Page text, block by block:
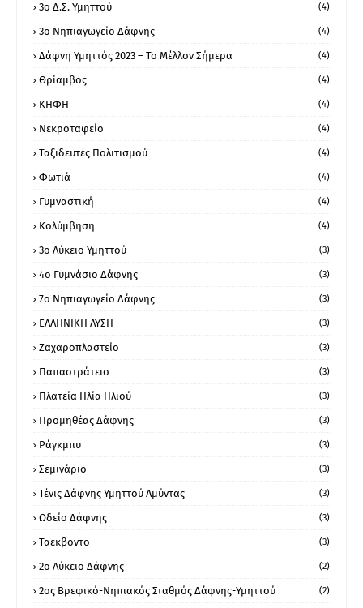
3ο Δ.Σ. Υμηττού (4)
3ο Νηπιαγωγείο Δάφνης (4)
Δάφνη Υμηττός 2023 – Το Μέλλον Σήμερα (4)
Θρίαμβος (4)
ΚΗΦΗ (4)
Νεκροταφείο (4)
Ταξιδευτές Πολιτισμού (4)
Φωτιά (4)
Γυμναστική (4)
Κολύμβηση (4)
3ο Λύκειο Υμηττού (3)
4ο Γυμνάσιο Δάφνης (3)
7ο Νηπιαγωγείο Δάφνης (3)
ΕΛΛΗΝΙΚΗ ΛΥΣΗ (3)
Ζαχαροπλαστείο (3)
Παπαστράτειο (3)
Πλατεία Ηλία Ηλιού (3)
Προμηθέας Δάφνης (3)
Ράγκμπυ (3)
Σεμινάριο (3)
Τένις Δάφνης Υμηττού Αμύντας (3)
Ωδείο Δάφνης (3)
Ταεκβοντο (3)
2ο Λύκειο Δάφνης (2)
2ος Βρεφικό-Νηπιακός Σταθμός Δάφνης-Υμηττού (2)